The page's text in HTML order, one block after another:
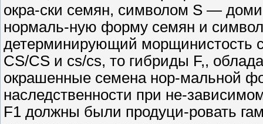
окра-ски семян, символом S —
нормаль-ную форму семян и
детерминирующий морщинистость
CS/CS и cs/cs, то гибриды F,,
окрашенные семена нор-мальной
наследственности при не-
F1 должны были продуци-ровать